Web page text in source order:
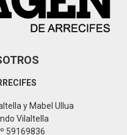
y Mabel Ullua
Vilaltella
59169836